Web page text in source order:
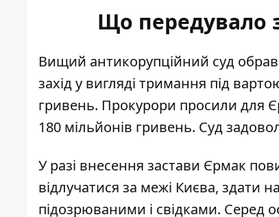
Що передувало
Вищий антикорупційний суд
захід у вигляді тримання під
гривень. Прокурори просили для
180 мільйонів гривень. Суд
У разі внесення застави Єрмак
відлучатися за межі Києва, здати
підозрюваними і свідками. Серед